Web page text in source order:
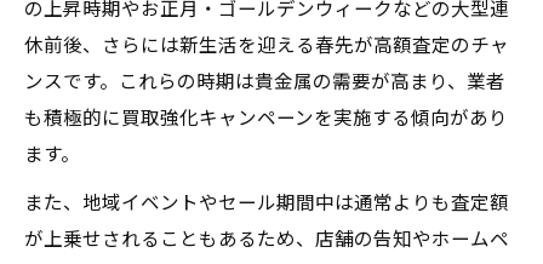
の上昇時期やお正月・ゴールデンウィークなどの大型連
休前後、さらには新生活を迎える春先が高額査定のチャ
ンスです。これらの時期は貴金属の需要が高まり、業者
も積極的に買取強化キャンペーンを実施する傾向があり
ます。
また、地域イベントやセール期間中は通常よりも査定額
が上乗せされることもあるため、店舗の告知やホームペ